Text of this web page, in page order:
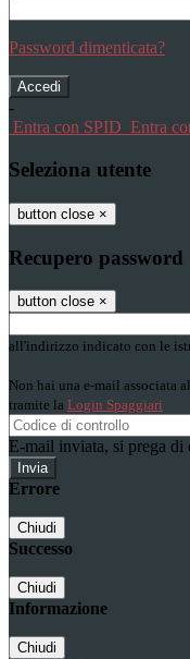
Password dimenticata?
-
Entra con SPID Entra
Seleziona utente
button close ×
Recupero password
button close ×
all'indirizzo indicato con le
Non hai una e-mail associata
tramite la Login Spaggiari
E-mail inviata, si prega di
Errore
Chiudi
Successo
Chiudi
Informazione
Chiudi